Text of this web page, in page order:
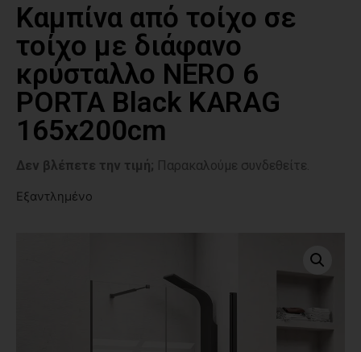
Καμπίνα από τοίχο σε
τοίχο με διάφανο
κρύσταλλο NERO 6
PORTA Black KARAG
165x200cm
Δεν βλέπετε την τιμή; Παρακαλούμε συνδεθείτε.
Εξαντλημένο